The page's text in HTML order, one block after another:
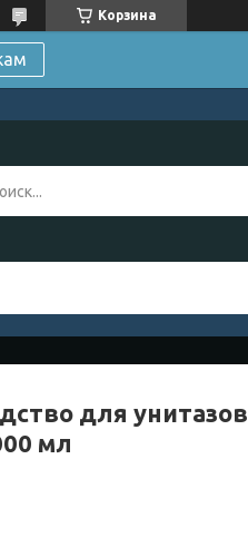
Корзина
для унитазов
мл